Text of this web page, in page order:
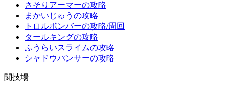
さそりアーマーの攻略
まかいじゅうの攻略
トロルボンバーの攻略/周回
タールキングの攻略
ふうらいスライムの攻略
シャドウパンサーの攻略
闘技場